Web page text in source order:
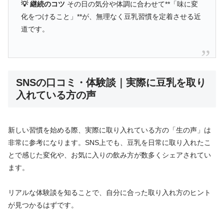
💡 継続のコツ その日の気分や体調に合わせて**「味に変
化をつけること」**が、無理なく豆乳習慣を定着させる近
道です。
SNSの口コミ・体験談｜実際に豆乳を取り
入れている方の声
新しい習慣を始める際、実際に取り入れている方の「生の声」は
非常に参考になります。SNS上でも、豆乳を日常に取り入れたこ
とで感じた変化や、お気に入りの飲み方が数多くシェアされてい
ます。
リアルな体験談を知ることで、自分に合った取り入れ方のヒント
が見つかるはずです。